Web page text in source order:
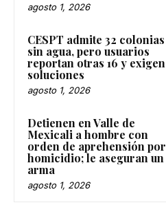
agosto 1, 2026
CESPT admite 32 colonias
sin agua, pero usuarios
reportan otras 16 y exigen
soluciones
agosto 1, 2026
Detienen en Valle de
Mexicali a hombre con
orden de aprehensión por
homicidio; le aseguran un
arma
agosto 1, 2026